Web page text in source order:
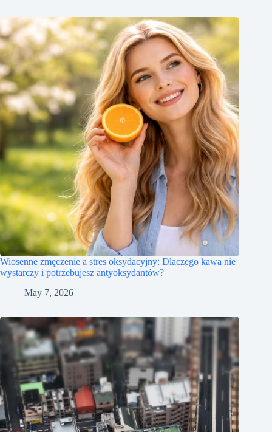
Wiosenne zmęczenie a stres oksydacyjny: Dlaczego kawa nie
wystarczy i potrzebujesz antyoksydantów?
May 7, 2026